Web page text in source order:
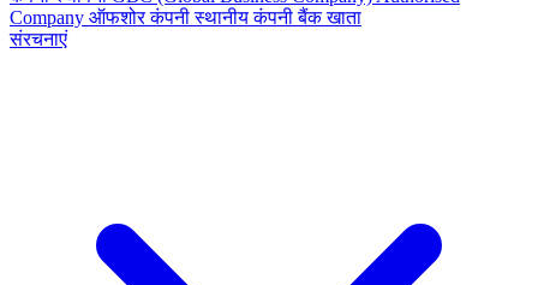
Company ऑफशोर कंपनीस्थानीय कंपनीबैंक खाता
संरचनाएं